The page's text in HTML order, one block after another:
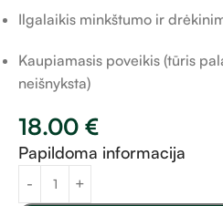
Ilgalaikis minkštumo ir
Kaupiamasis poveikis (tūris
neišnyksta)
18.00 €
Papildoma informacija